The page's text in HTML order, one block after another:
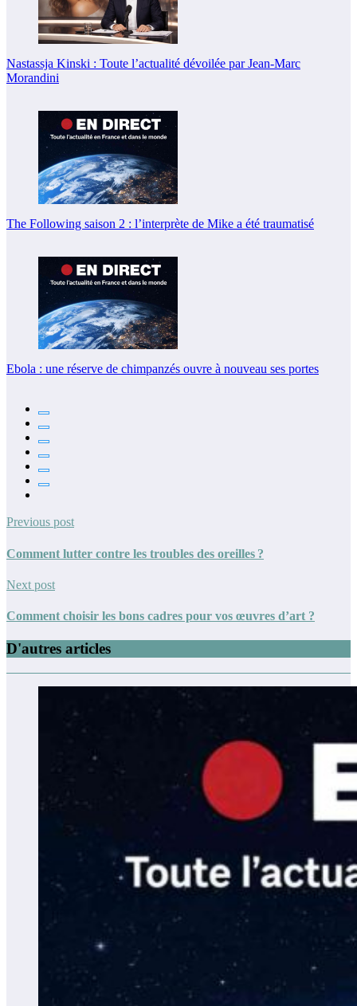
Nastassja Kinski : Toute l’actualité dévoilée par Jean-Marc
Morandini
The Following saison 2 : l’interprète de Mike a été traumatisé
Ebola : une réserve de chimpanzés ouvre à nouveau ses portes
Previous post
Comment lutter contre les troubles des oreilles ?
Next post
Comment choisir les bons cadres pour vos œuvres d’art ?
D'autres articles